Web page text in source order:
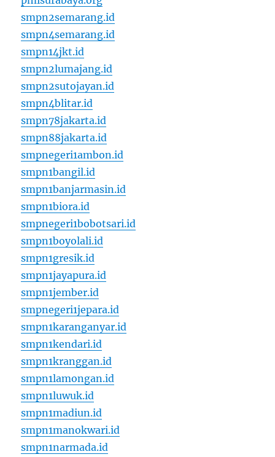
smpn2semarang.id
smpn4semarang.id
smpn14jkt.id
smpn2lumajang.id
smpn2sutojayan.id
smpn4blitar.id
smpn78jakarta.id
smpn88jakarta.id
smpnegeri1ambon.id
smpn1bangil.id
smpn1banjarmasin.id
smpn1biora.id
smpnegeri1bobotsari.id
smpn1boyolali.id
smpn1gresik.id
smpn1jayapura.id
smpn1jember.id
smpnegeri1jepara.id
smpn1karanganyar.id
smpn1kendari.id
smpn1kranggan.id
smpn1lamongan.id
smpn1luwuk.id
smpn1madiun.id
smpn1manokwari.id
smpn1narmada.id